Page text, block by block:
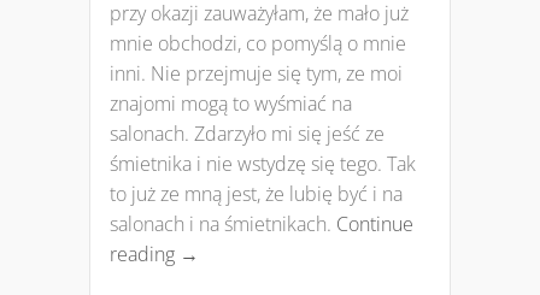
przy okazji zauważyłam, że mało już
mnie obchodzi, co pomyślą o mnie
inni. Nie przejmuje się tym, ze moi
znajomi mogą to wyśmiać na
salonach. Zdarzyło mi się jeść ze
śmietnika i nie wstydzę się tego. Tak
to już ze mną jest, że lubię być i na
salonach i na śmietnikach. Continue
reading →